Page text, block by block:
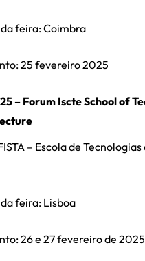
feira: Coimbra
25 fevereiro 2025
– Forum Iscte School of
– Escola de
feira: Lisboa
26 e 27 fevereiro de 2025